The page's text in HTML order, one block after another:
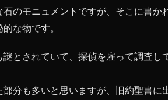
石のモニュメントですが、そこに書か
な物です。
とされていて、探偵を雇って調査し
分も多いと思いますが、旧約聖書に